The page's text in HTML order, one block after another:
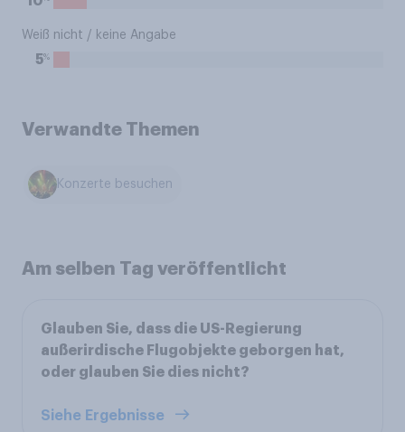
Weiß nicht / keine Angabe
5%
Verwandte Themen
Konzerte besuchen
Am selben Tag veröffentlicht
Glauben Sie, dass die US-Regierung
außerirdische Flugobjekte geborgen hat,
oder glauben Sie dies nicht?
Siehe Ergebnisse